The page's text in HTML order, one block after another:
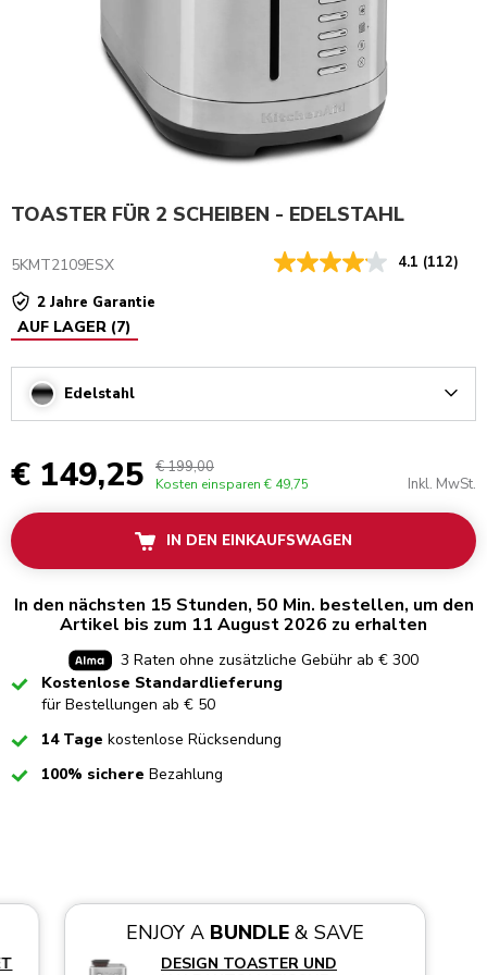
TOASTER FÜR 2 SCHEIBEN - EDELSTAHL
5KMT2109ESX 4.1 (112)
2 Jahre Garantie
AUF LAGER (7)
Edelstahl
€ 149,25 € 199,00
Kosten einsparen € 49,75 Inkl. MwSt.
IN DEN EINKAUFSWAGEN
In den nächsten 15 Stunden, 50 Min. bestellen, um den
Artikel bis zum 11 August 2026 zu erhalten
3 Raten ohne zusätzliche Gebühr ab € 300
CheckedKostenlose Standardlieferung
für Bestellungen ab € 50
Checked14 Tage kostenlose Rücksendung
Checked100% sichere Bezahlung
ENJOY A BUNDLE& SAVE
DESIGN TOASTER UND